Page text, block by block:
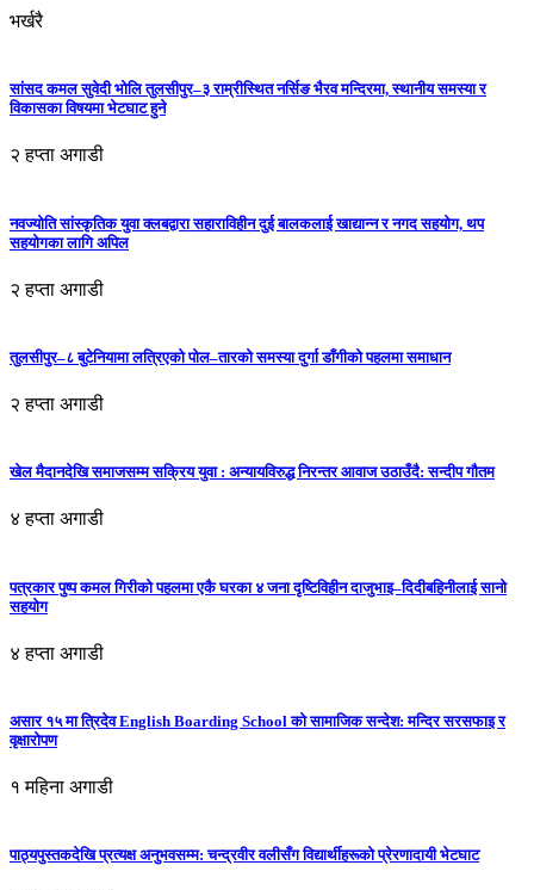
भर्खरै
सांसद कमल सुवेदी भोलि तुलसीपुर–३ राम्रीस्थित नर्सिङ भैरव मन्दिरमा, स्थानीय समस्या र
विकासका विषयमा भेटघाट हुने
२ हप्ता अगाडी
नवज्योति सांस्कृतिक युवा क्लबद्वारा सहाराविहीन दुई बालकलाई खाद्यान्न र नगद सहयोग, थप
सहयोगका लागि अपिल
२ हप्ता अगाडी
तुलसीपुर–८ बुटेनियामा लत्रिएको पोल–तारको समस्या दुर्गा डाँगीको पहलमा समाधान
२ हप्ता अगाडी
खेल मैदानदेखि समाजसम्म सक्रिय युवा : अन्यायविरुद्ध निरन्तर आवाज उठाउँदै: सन्दीप गौतम
४ हप्ता अगाडी
पत्रकार पुष्प कमल गिरीको पहलमा एकै घरका ४ जना दृष्टिविहीन दाजुभाइ–दिदीबहिनीलाई सानो
सहयोग
४ हप्ता अगाडी
असार १५ मा त्रिदेव English Boarding School को सामाजिक सन्देश: मन्दिर सरसफाइ र
वृक्षारोपण
१ महिना अगाडी
पाठ्यपुस्तकदेखि प्रत्यक्ष अनुभवसम्म: चन्द्रवीर वलीसँग विद्यार्थीहरूको प्रेरणादायी भेटघाट